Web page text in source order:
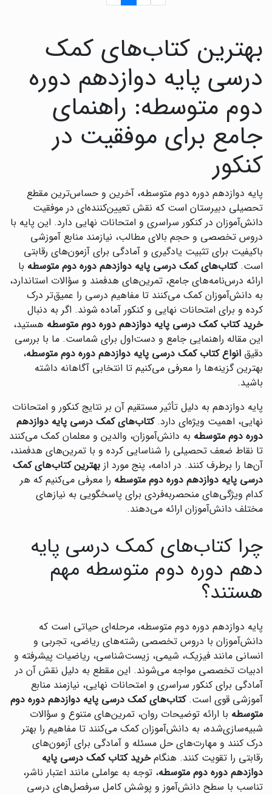
بهترین کتاب‌های کمک
درسی پایه دوازدهم دوره
دوم متوسطه: راهنمای
جامع برای موفقیت در
کنکور
پایه دوازدهم دوره دوم متوسطه، آخرین و حساس‌ترین مقطع
تحصیلی دبیرستان است که نقش تعیین‌کننده‌ای در موفقیت
دانش‌آموزان در کنکور سراسری و امتحانات نهایی دارد. این پایه با
دروس تخصصی و حجم بالای مطالب، نیازمند منابع آموزشی
باکیفیت برای تثبیت یادگیری و آمادگی برای آزمون‌های رقابتی
است.کتاب‌های کمک درسی پایه دوازدهم دوره دوم متوسطه با
ارائه درس‌نامه‌های جامع، تمرین‌های هدفمند و سؤالات استاندارد،
به دانش‌آموزان کمک می‌کنند تا مفاهیم درسی را عمیق‌تر درک
کرده و برای امتحانات نهایی و کنکور آماده شوند. اگر به دنبال
خرید کتاب کمک درسی پایه دوازدهم دوره دوم متوسطه هستید،
این مقاله راهنمایی جامع و دست‌اول برای شماست. ما با بررسی
دقیق انواع کتاب کمک درسی پایه دوازدهم دوره دوم متوسطه،
بهترین گزینه‌ها را معرفی می‌کنیم تا انتخابی آگاهانه داشته
باشید.
پایه دوازدهم به دلیل تأثیر مستقیم آن بر نتایج کنکور و امتحانات
نهایی، اهمیت ویژه‌ای دارد.کتاب‌های کمک درسی پایه دوازدهم
دوره دوم متوسطه به دانش‌آموزان، والدین و معلمان کمک می‌کنند
تا نقاط ضعف تحصیلی را شناسایی کرده و با تمرین‌های هدفمند،
آن‌ها را برطرف کنند. در ادامه، پنج مورد از بهترین کتاب‌های کمک
درسی پایه دوازدهم دوره دوم متوسطه را معرفی می‌کنیم که هر
کدام ویژگی‌های منحصربه‌فردی برای پاسخگویی به نیازهای
مختلف دانش‌آموزان ارائه می‌دهند.
چرا کتاب‌های کمک درسی پایه
دهم دوره دوم متوسطه مهم
هستند؟
پایه دوازدهم دوره دوم متوسطه، مرحله‌ای حیاتی است که
دانش‌آموزان با دروس تخصصی رشته‌های ریاضی، تجربی و
انسانی مانند فیزیک، شیمی، زیست‌شناسی، ریاضیات پیشرفته و
ادبیات تخصصی مواجه می‌شوند. این مقطع به دلیل نقش آن در
آمادگی برای کنکور سراسری و امتحانات نهایی، نیازمند منابع
آموزشی قوی است.کتاب‌های کمک درسی پایه دوازدهم دوره دوم
متوسطه با ارائه توضیحات روان، تمرین‌های متنوع و سؤالات
شبیه‌سازی‌شده، به دانش‌آموزان کمک می‌کنند تا مفاهیم را بهتر
درک کنند و مهارت‌های حل مسئله و آمادگی برای آزمون‌های
رقابتی را تقویت کنند. هنگامخرید کتاب کمک درسی پایه
دوازدهم دوره دوم متوسطه، توجه به عواملی مانند اعتبار ناشر،
تناسب با سطح دانش‌آموز و پوشش کامل سرفصل‌های درسی